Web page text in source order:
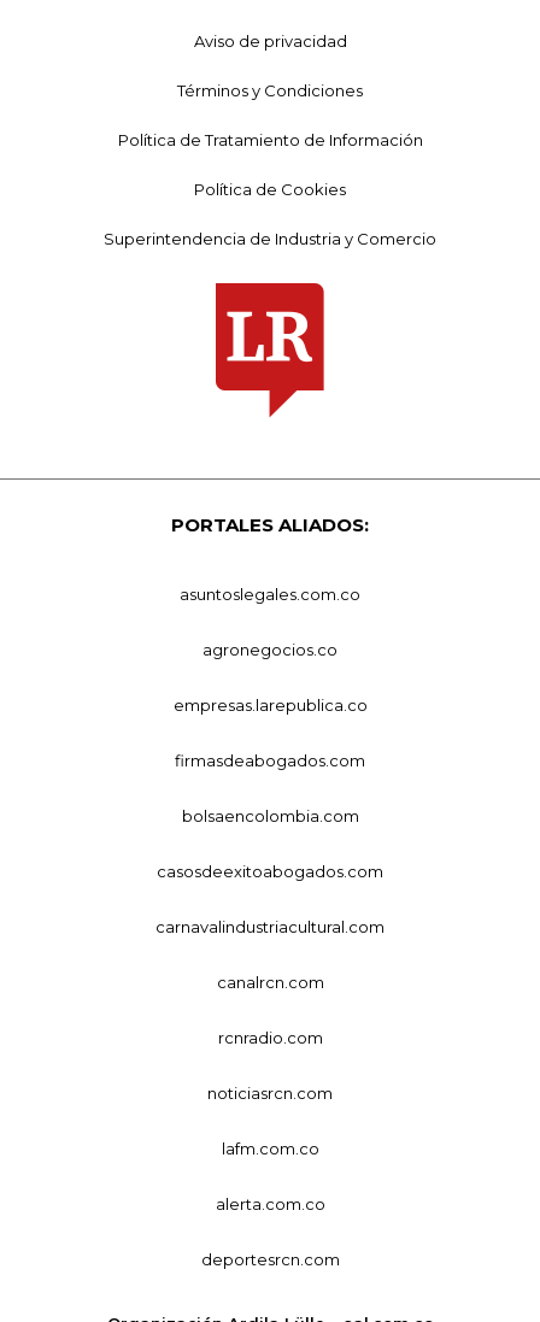
Aviso de privacidad
Términos y Condiciones
Política de Tratamiento de Información
Política de Cookies
Superintendencia de Industria y Comercio
PORTALES ALIADOS:
asuntoslegales.com.co
agronegocios.co
empresas.larepublica.co
firmasdeabogados.com
bolsaencolombia.com
casosdeexitoabogados.com
carnavalindustriacultural.com
canalrcn.com
rcnradio.com
noticiasrcn.com
lafm.com.co
alerta.com.co
deportesrcn.com